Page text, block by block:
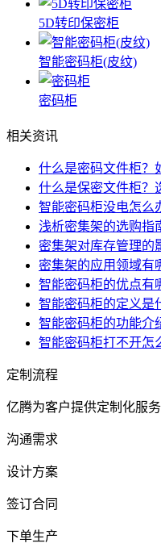
5D转印保密柜
智能密码柜(皮纹)
密码柜
相关资讯
什么是密码文件柜？
什么是保密文件柜？
智能密码柜没电怎么
浅析密集架的选购指
密集架对库存管理的
密集架的应用领域有
智能密码柜的优点有
智能密码柜的定义是
智能密码柜的功能介
智能密码柜打不开怎
定制流程
亿腾为客户提供定制化服
沟通需求
设计方案
签订合同
下单生产